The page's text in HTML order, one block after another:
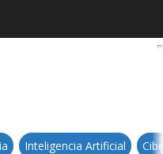
será con las
Inteligencia Artificial